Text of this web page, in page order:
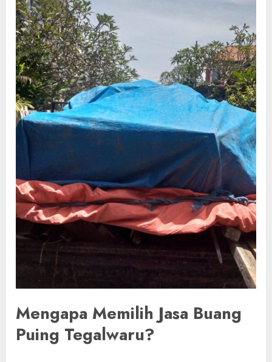
Mengapa Memilih Jasa Buang
Puing Tegalwaru?